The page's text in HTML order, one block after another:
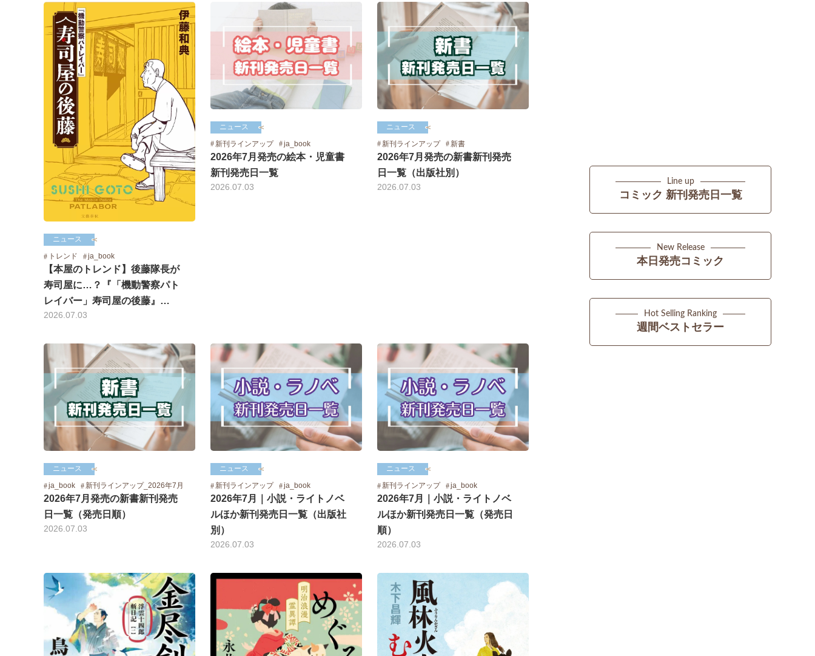
ニュース
トレンド
ja_book
【本屋のトレンド】後藤隊長が
寿司屋に…？『「機動警察パト
レイバー」寿司屋の後藤』…
2026.07.03
ニュース
新刊ラインアップ
ja_book
2026年7月発売の絵本・児童書
新刊発売日一覧
2026.07.03
ニュース
新刊ラインアップ
新書
2026年7月発売の新書新刊発売
日一覧（出版社別）
2026.07.03
ニュース
ja_book
新刊ラインアップ_2026年7月
2026年7月発売の新書新刊発売
日一覧（発売日順）
2026.07.03
ニュース
新刊ラインアップ
ja_book
2026年7月｜小説・ライトノベ
ルほか新刊発売日一覧（出版社
別）
2026.07.03
ニュース
新刊ラインアップ
ja_book
2026年7月｜小説・ライトノベ
ルほか新刊発売日一覧（発売日
順）
2026.07.03
Line up
コミック 新刊発売日一覧
New Release
本日発売コミック
Hot Selling Ranking
週間ベストセラー